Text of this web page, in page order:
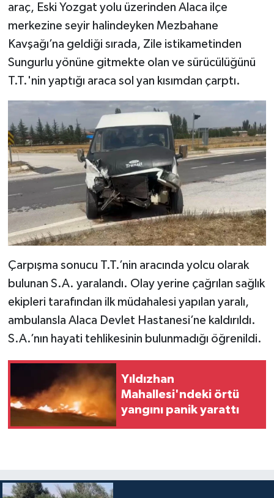
araç, Eski Yozgat yolu üzerinden Alaca ilçe
merkezine seyir halindeyken Mezbahane
Kavşağı’na geldiği sırada, Zile istikametinden
Sungurlu yönüne gitmekte olan ve sürücülüğünü
T.T.'nin yaptığı araca sol yan kısımdan çarptı.
Çarpışma sonucu T.T.’nin aracında yolcu olarak
bulunan S.A. yaralandı. Olay yerine çağrılan sağlık
ekipleri tarafından ilk müdahalesi yapılan yaralı,
ambulansla Alaca Devlet Hastanesi’ne kaldırıldı.
S.A.’nın hayati tehlikesinin bulunmadığı öğrenildi.
Yıldızhan
Mahallesi'ndeki örtü
yangını panik yarattı